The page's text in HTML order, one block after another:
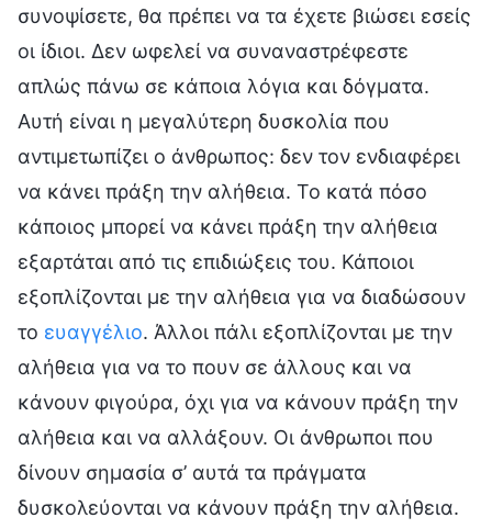
συνοψίσετε, θα πρέπει να τα έχετε βιώσει εσείς
οι ίδιοι. Δεν ωφελεί να συναναστρέφεστε
απλώς πάνω σε κάποια λόγια και δόγματα.
Αυτή είναι η μεγαλύτερη δυσκολία που
αντιμετωπίζει ο άνθρωπος: δεν τον ενδιαφέρει
να κάνει πράξη την αλήθεια. Το κατά πόσο
κάποιος μπορεί να κάνει πράξη την αλήθεια
εξαρτάται από τις επιδιώξεις του. Κάποιοι
εξοπλίζονται με την αλήθεια για να διαδώσουν
το ευαγγέλιο. Άλλοι πάλι εξοπλίζονται με την
αλήθεια για να το πουν σε άλλους και να
κάνουν φιγούρα, όχι για να κάνουν πράξη την
αλήθεια και να αλλάξουν. Οι άνθρωποι που
δίνουν σημασία σ’ αυτά τα πράγματα
δυσκολεύονται να κάνουν πράξη την αλήθεια.